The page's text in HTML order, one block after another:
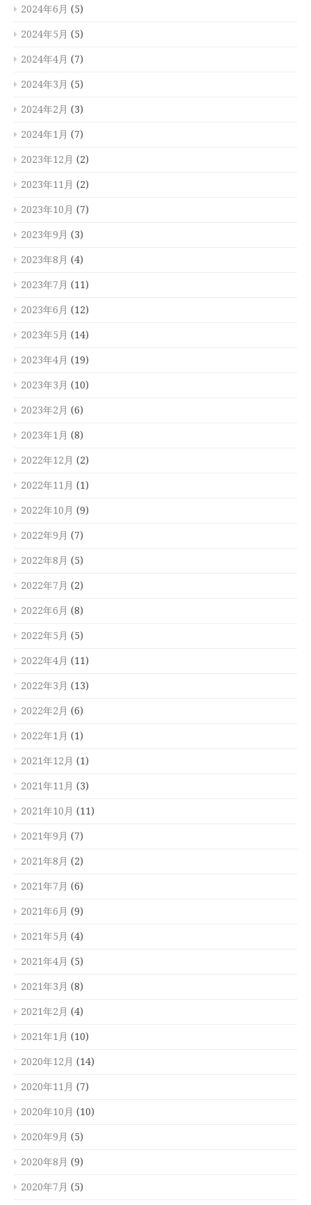
2024年6月 (5)
2024年5月 (5)
2024年4月 (7)
2024年3月 (5)
2024年2月 (3)
2024年1月 (7)
2023年12月 (2)
2023年11月 (2)
2023年10月 (7)
2023年9月 (3)
2023年8月 (4)
2023年7月 (11)
2023年6月 (12)
2023年5月 (14)
2023年4月 (19)
2023年3月 (10)
2023年2月 (6)
2023年1月 (8)
2022年12月 (2)
2022年11月 (1)
2022年10月 (9)
2022年9月 (7)
2022年8月 (5)
2022年7月 (2)
2022年6月 (8)
2022年5月 (5)
2022年4月 (11)
2022年3月 (13)
2022年2月 (6)
2022年1月 (1)
2021年12月 (1)
2021年11月 (3)
2021年10月 (11)
2021年9月 (7)
2021年8月 (2)
2021年7月 (6)
2021年6月 (9)
2021年5月 (4)
2021年4月 (5)
2021年3月 (8)
2021年2月 (4)
2021年1月 (10)
2020年12月 (14)
2020年11月 (7)
2020年10月 (10)
2020年9月 (5)
2020年8月 (9)
2020年7月 (5)